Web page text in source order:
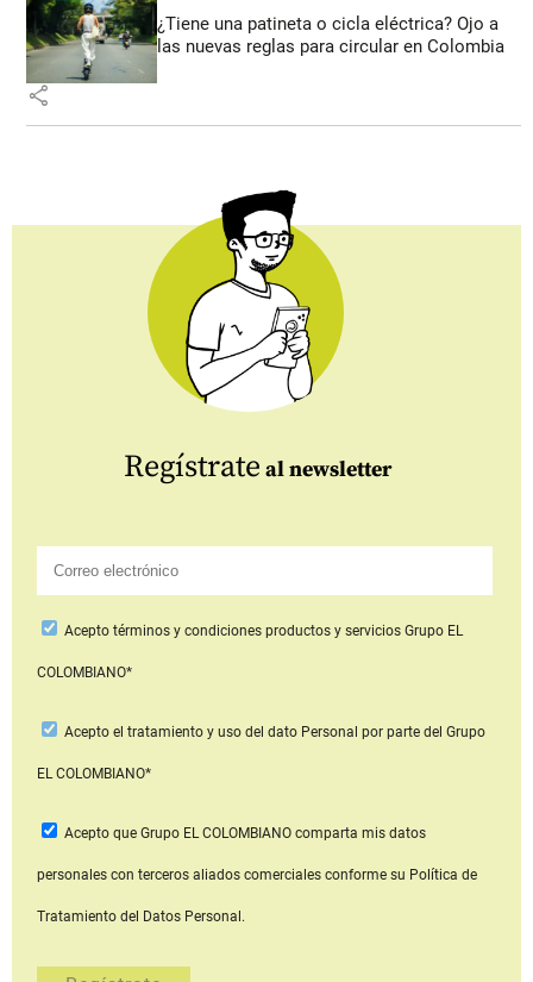
¿Tiene una patineta o cicla eléctrica? Ojo a
las nuevas reglas para circular en Colombia
share
Regístrate al newsletter
Aceptotérminos y condiciones productos y serviciosGrupo EL
COLOMBIANO*
Acepto el tratamiento y uso del dato Personal por parte del Grupo
EL COLOMBIANO*
Acepto que Grupo EL COLOMBIANOcomparta mis datos
personales con terceros aliados comerciales conforme su Política de
Tratamiento del Datos Personal.